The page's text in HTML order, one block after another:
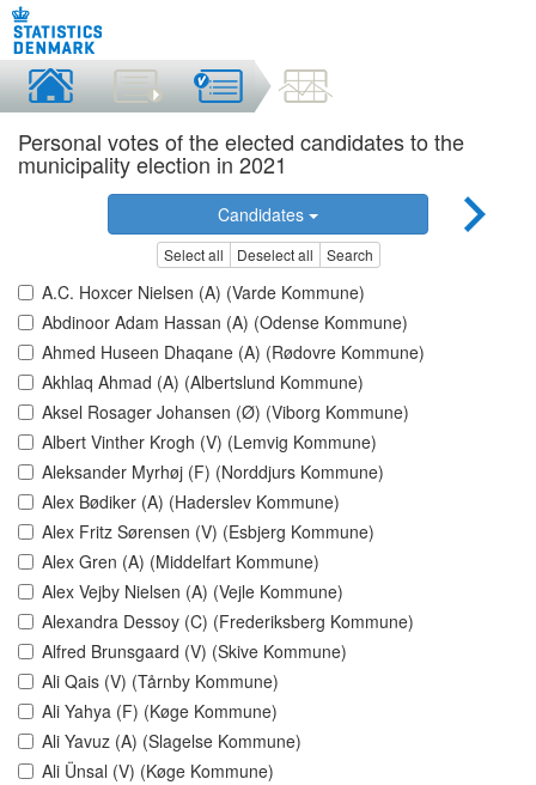
Personal votes of the elected candidates to the
municipality election in 2021
Candidates
Select all Deselect all Search
A.C. Hoxcer Nielsen (A) (Varde Kommune)
Abdinoor Adam Hassan (A) (Odense Kommune)
Ahmed Huseen Dhaqane (A) (Rødovre Kommune)
Akhlaq Ahmad (A) (Albertslund Kommune)
Aksel Rosager Johansen (Ø) (Viborg Kommune)
Albert Vinther Krogh (V) (Lemvig Kommune)
Aleksander Myrhøj (F) (Norddjurs Kommune)
Alex Bødiker (A) (Haderslev Kommune)
Alex Fritz Sørensen (V) (Esbjerg Kommune)
Alex Gren (A) (Middelfart Kommune)
Alex Vejby Nielsen (A) (Vejle Kommune)
Alexandra Dessoy (C) (Frederiksberg Kommune)
Alfred Brunsgaard (V) (Skive Kommune)
Ali Qais (V) (Tårnby Kommune)
Ali Yahya (F) (Køge Kommune)
Ali Yavuz (A) (Slagelse Kommune)
Ali Ünsal (V) (Køge Kommune)